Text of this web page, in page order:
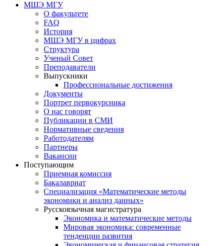
МШЭ МГУ
О факультете
FAQ
История
МШЭ МГУ в цифрах
Структура
Ученый Совет
Преподаватели
Выпускники
Профессиональные достижения
Документы
Портрет первокурсника
О нас говорят
Публикации в СМИ
Нормативные сведения
Работодателям
Партнеры
Вакансии
Поступающим
Приемная комиссия
Бакалавриат
Специализация «Математические методы
экономики и анализ данных»
Русскоязычная магистратура
Экономика и математические методы
Мировая экономика: современные
тенденции развития